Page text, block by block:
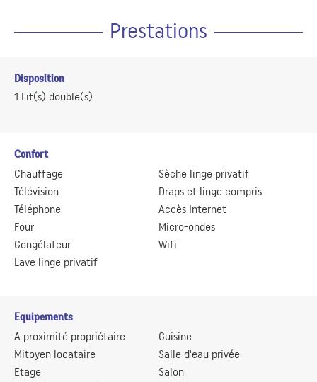
Prestations
Disposition
1 Lit(s) double(s)
Confort
Chauffage
Télévision
Téléphone
Four
Congélateur
Lave linge privatif
Sèche linge privatif
Draps et linge compris
Accès Internet
Micro-ondes
Wifi
Equipements
A proximité propriétaire
Mitoyen locataire
Etage
Cuisine
Salle d'eau privée
Salon